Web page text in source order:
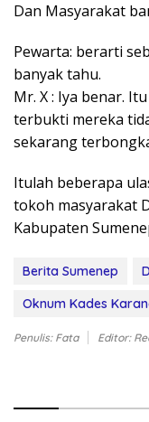
Dan Masyarakat
Pewarta: berarti
banyak tahu.
Mr. X : Iya benar.
terbukti mereka
sekarang
Itulah beberapa
tokoh masyarakat
Kabupaten
Berita Sumenep
Oknum Kades
Penulis: Fata Editor: